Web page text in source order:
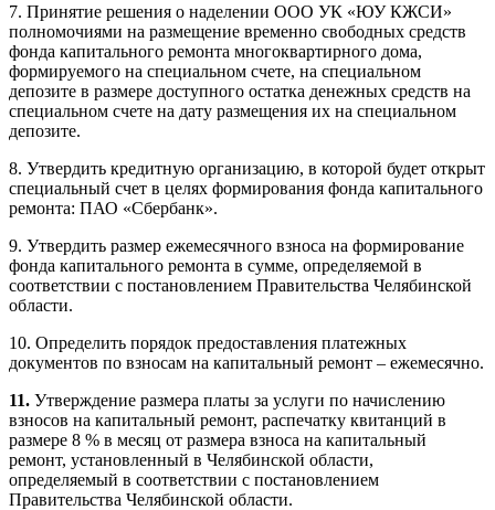
7. Принятие решения о наделении ООО УК «ЮУ КЖСИ»
полномочиями на размещение временно свободных средств
фонда капитального ремонта многоквартирного дома,
формируемого на специальном счете, на специальном
депозите в размере доступного остатка денежных средств на
специальном счете на дату размещения их на специальном
депозите.
8. Утвердить кредитную организацию, в которой будет открыт
специальный счет в целях формирования фонда капитального
ремонта: ПАО «Сбербанк».
9. Утвердить размер ежемесячного взноса на формирование
фонда капитального ремонта в сумме, определяемой в
соответствии с постановлением Правительства Челябинской
области.
10. Определить порядок предоставления платежных
документов по взносам на капитальный ремонт – ежемесячно.
11. Утверждение размера платы за услуги по начислению
взносов на капитальный ремонт, распечатку квитанций в
размере 8 % в месяц от размера взноса на капитальный
ремонт, установленный в Челябинской области,
определяемый в соответствии с постановлением
Правительства Челябинской области.